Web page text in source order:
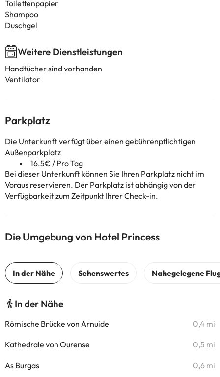
Toilettenpapier
Shampoo
Duschgel
Weitere Dienstleistungen
Handtücher sind vorhanden
Ventilator
Parkplatz
Die Unterkunft verfügt über einen gebührenpflichtigen
Außenparkplatz
16.5€ / Pro Tag
Bei dieser Unterkunft können Sie Ihren Parkplatz nicht im
Voraus reservieren. Der Parkplatz ist abhängig von der
Verfügbarkeit zum Zeitpunkt Ihrer Check-in.
Die Umgebung von Hotel Princess
In der Nähe
Römische Brücke von Arnuide 0,4 mi
Kathedrale von Ourense 0,5 mi
As Burgas 0,6 mi